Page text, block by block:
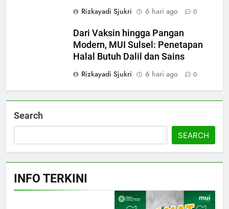
Rizkayadi Sjukri
6 hari ago 0
Dari Vaksin hingga Pangan
Modern, MUI Sulsel: Penetapan
Halal Butuh Dalil dan Sains
Rizkayadi Sjukri
6 hari ago 0
Search
SEARCH
INFO TERKINI